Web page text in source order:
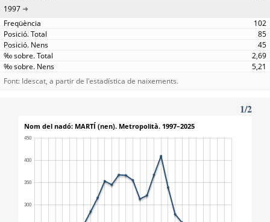
1997
102
85
45
2,69
5,21
Font: Idescat, a partir de l'estadística de naixements.